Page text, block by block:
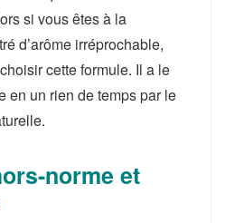
si vous êtes à la
d’arôme irréprochable,
cette formule. Il a le
en un rien de temps par le
norme et